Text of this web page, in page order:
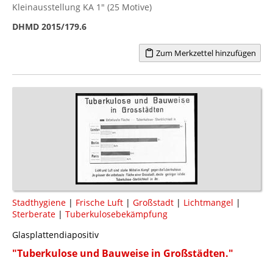
Kleinausstellung KA 1" (25 Motive)
DHMD 2015/179.6
Zum Merkzettel hinzufügen
Stadthygiene | Frische Luft | Großstadt | Lichtmangel |
Sterberate | Tuberkulosebekämpfung
Glasplattendiapositiv
"Tuberkulose und Bauweise in Großstädten."